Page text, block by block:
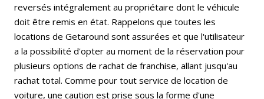
reversés intégralement au propriétaire dont le véhicule
doit être remis en état. Rappelons que toutes les
locations de Getaround sont assurées et que l'utilisateur
a la possibilité d'opter au moment de la réservation pour
plusieurs options de rachat de franchise, allant jusqu'au
rachat total. Comme pour tout service de location de
voiture, une caution est prise sous la forme d'une